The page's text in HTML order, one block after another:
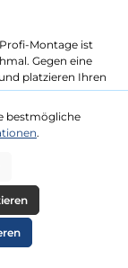
Montage ist
Gegen eine
platzieren Ihren
bestmögliche
.